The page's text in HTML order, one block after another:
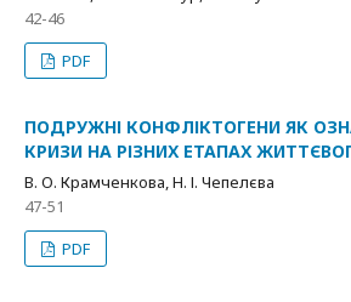
42-46
PDF
ПОДРУЖНІ КОНФЛІКТОГЕНИ ЯК
КРИЗИ НА РІЗНИХ ЕТАПАХ
В. О. Крамченкова, Н. І. Чепелєва
47-51
PDF